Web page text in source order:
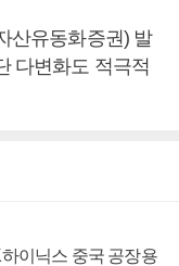
산유동화증권) 발
다변화도 적극적
이닉스 중국 공장용